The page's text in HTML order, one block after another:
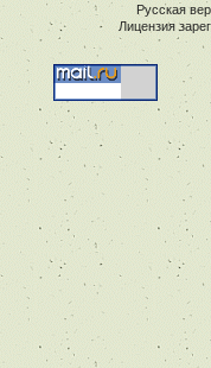
Русская
Лицензия